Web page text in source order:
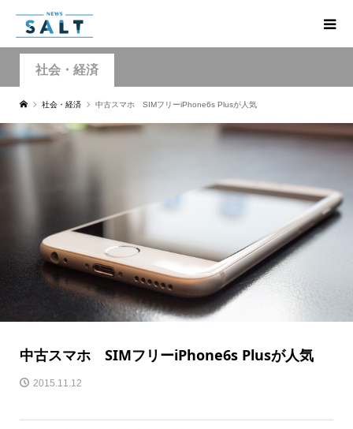
社会・経済
社会・経済 中古スマホ SIMフリーiPhone6s Plusが人気
中古スマホ SIMフリーiPhone6s Plusが人気
2015.11.12